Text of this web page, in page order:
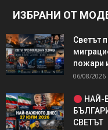
ИЗБРАНИ ОТ
Светът
пожари
06/08/2026
НАЙ-
СВЕТЪТ